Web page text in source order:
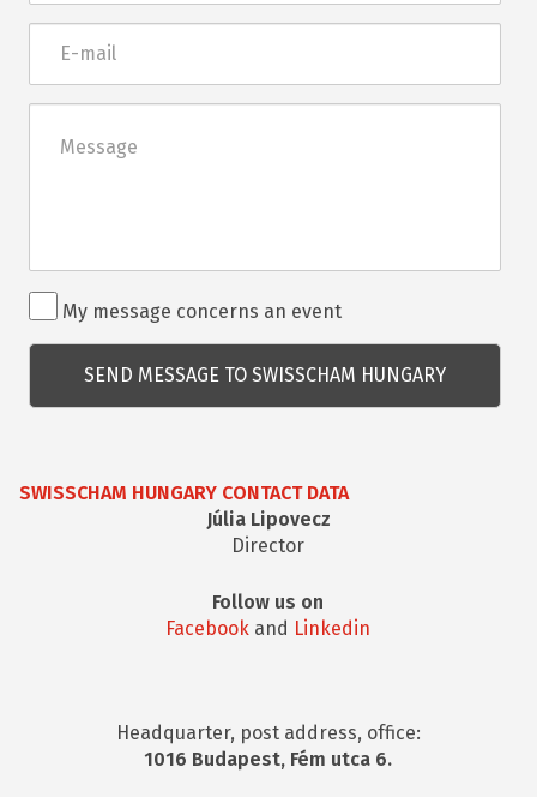
mail
Rendezvénnyel
kapcsolatos
kérdés
My message concerns an event
SWISSCHAM HUNGARY CONTACT DATA
Júlia Lipovecz
Director
Follow us on
Facebook and Linkedin
Headquarter, post address, office:
1016 Budapest, Fém utca 6.